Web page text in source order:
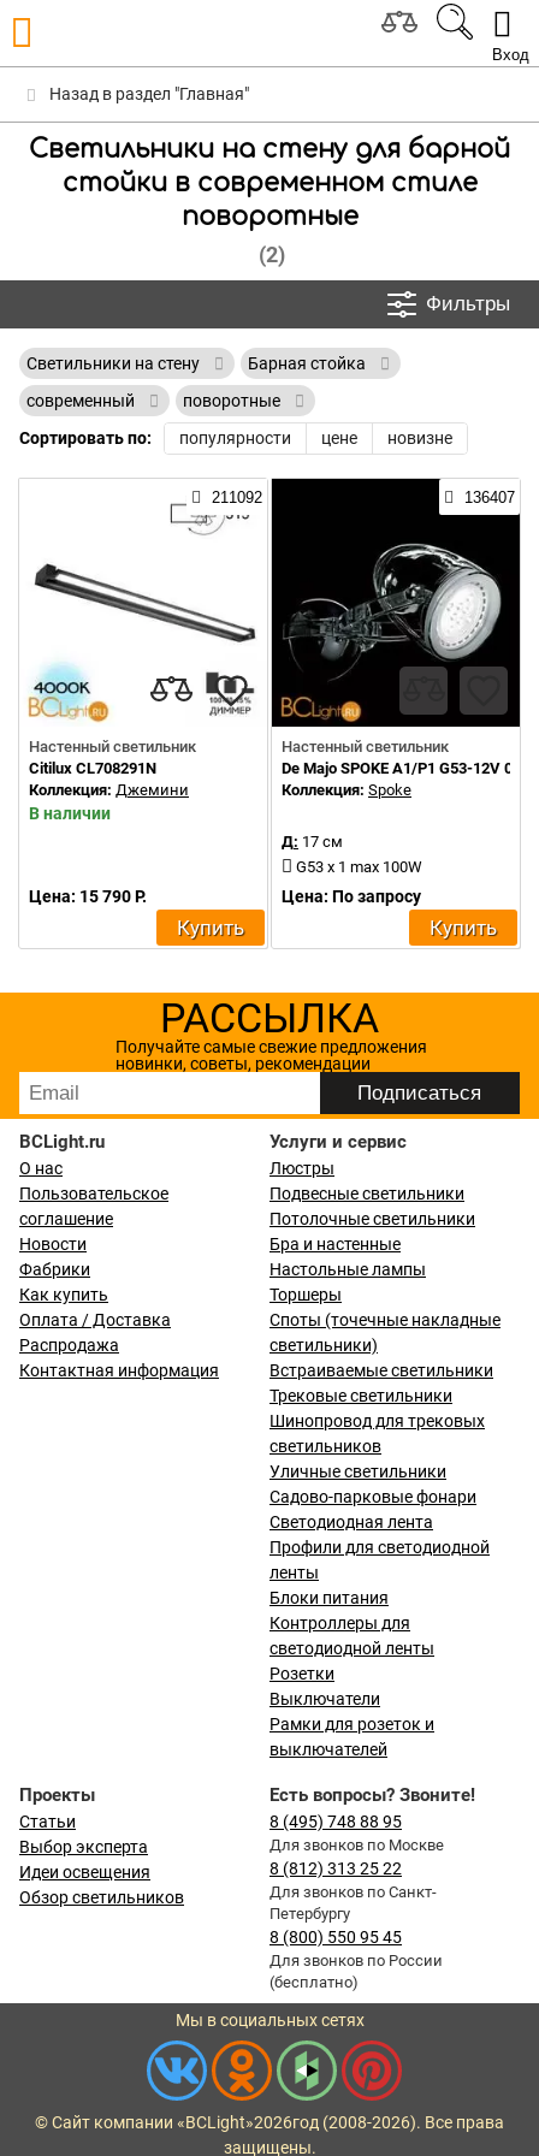
Вход
Назад в раздел "Главная"
Светильники на стену для барной
стойки в современном стиле
поворотные
(2)
Фильтры
Светильники на стену
Барная стойка
современный
поворотные
Сортировать по:
популярности цене новизне
211092
Настенный светильник
Citilux CL708291N
Коллекция: Джемини
В наличии
Цена: 15 790 Р.
Купить
136407
Настенный светильник
De Majo SPOKE A1/P1 G53-12V
Коллекция: Spoke
Д: 17 см
G53 x 1 max 100W
Цена: По запросу
Купить
РАССЫЛКА
Получайте самые свежие предложения
новинки, советы, рекомендации
BCLight.ru
О нас
Пользовательское
соглашение
Новости
Фабрики
Как купить
Оплата / Доставка
Распродажа
Контактная информация
Услуги и сервис
Люстры
Подвесные светильники
Потолочные светильники
Бра и настенные
Настольные лампы
Торшеры
Споты (точечные накладные
светильники)
Встраиваемые светильники
Трековые светильники
Шинопровод для трековых
светильников
Уличные светильники
Садово-парковые фонари
Светодиодная лента
Профили для светодиодной
ленты
Блоки питания
Контроллеры для
светодиодной ленты
Розетки
Выключатели
Рамки для розеток и
выключателей
Проекты
Статьи
Выбор эксперта
Идеи освещения
Обзор светильников
Есть вопросы? Звоните!
8 (495) 748 88 95
Для звонков по Москве
8 (812) 313 25 22
Для звонков по Санкт-
Петербургу
8 (800) 550 95 45
Для звонков по России
(бесплатно)
Мы в социальных сетях
© Сайт компании «BCLight»2026год (2008-2026). Все права
защищены.